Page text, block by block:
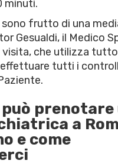
minuti.
frutto di una
Gesualdi, il Medico
visita, che utilizza
effettuare tutti i
può prenotare
a
e come